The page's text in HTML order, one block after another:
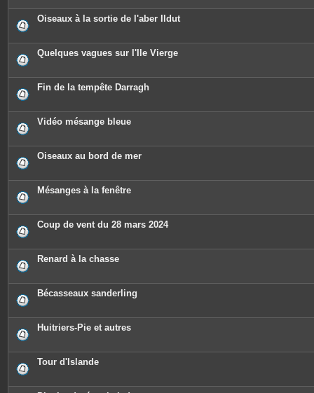
è
c
j
o
t
e
s
Oiseaux à la sortie de l'aber Ildut
Quelques vagues sur l'Ile Vierge
Fin de la tempête Darragh
Vidéo mésange bleue
Oiseaux au bord de mer
Mésanges à la fenêtre
Coup de vent du 28 mars 2024
Renard à la chasse
Bécasseaux sanderling
Huitriers-Pie et autres
Tour d'Islande